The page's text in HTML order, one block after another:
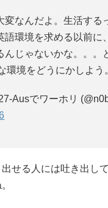
変なんだよ。生活する
語環境を求める以前に
んじゃないかな。。。
環境をどうにかしよう
Ausでワーホリ
せる人には吐き出し